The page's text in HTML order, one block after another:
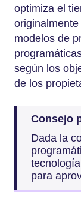
optimiza el
modelos de
según los
de los
Consejo
Dada la
para